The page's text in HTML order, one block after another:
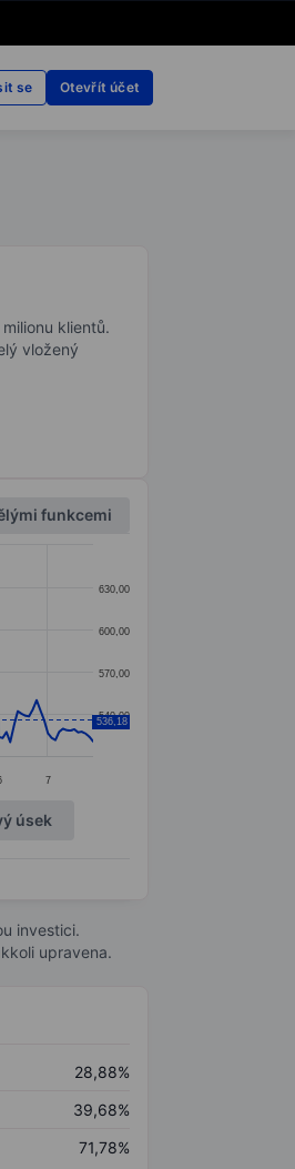
se Otevřít účet
klientů.
vložený
funkcemi
7
540,00
570,00
600,00
630,00
536,18
úsek
investici.
upravena.
28,88%
39,68%
71,78%